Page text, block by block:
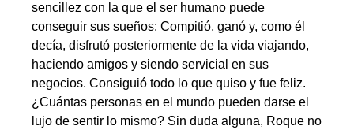
sencillez con la que el ser humano puede
conseguir sus sueños: Compitió, ganó y, como él
decía, disfrutó posteriormente de la vida viajando,
haciendo amigos y siendo servicial en sus
negocios. Consiguió todo lo que quiso y fue feliz.
¿Cuántas personas en el mundo pueden darse el
lujo de sentir lo mismo? Sin duda alguna, Roque no